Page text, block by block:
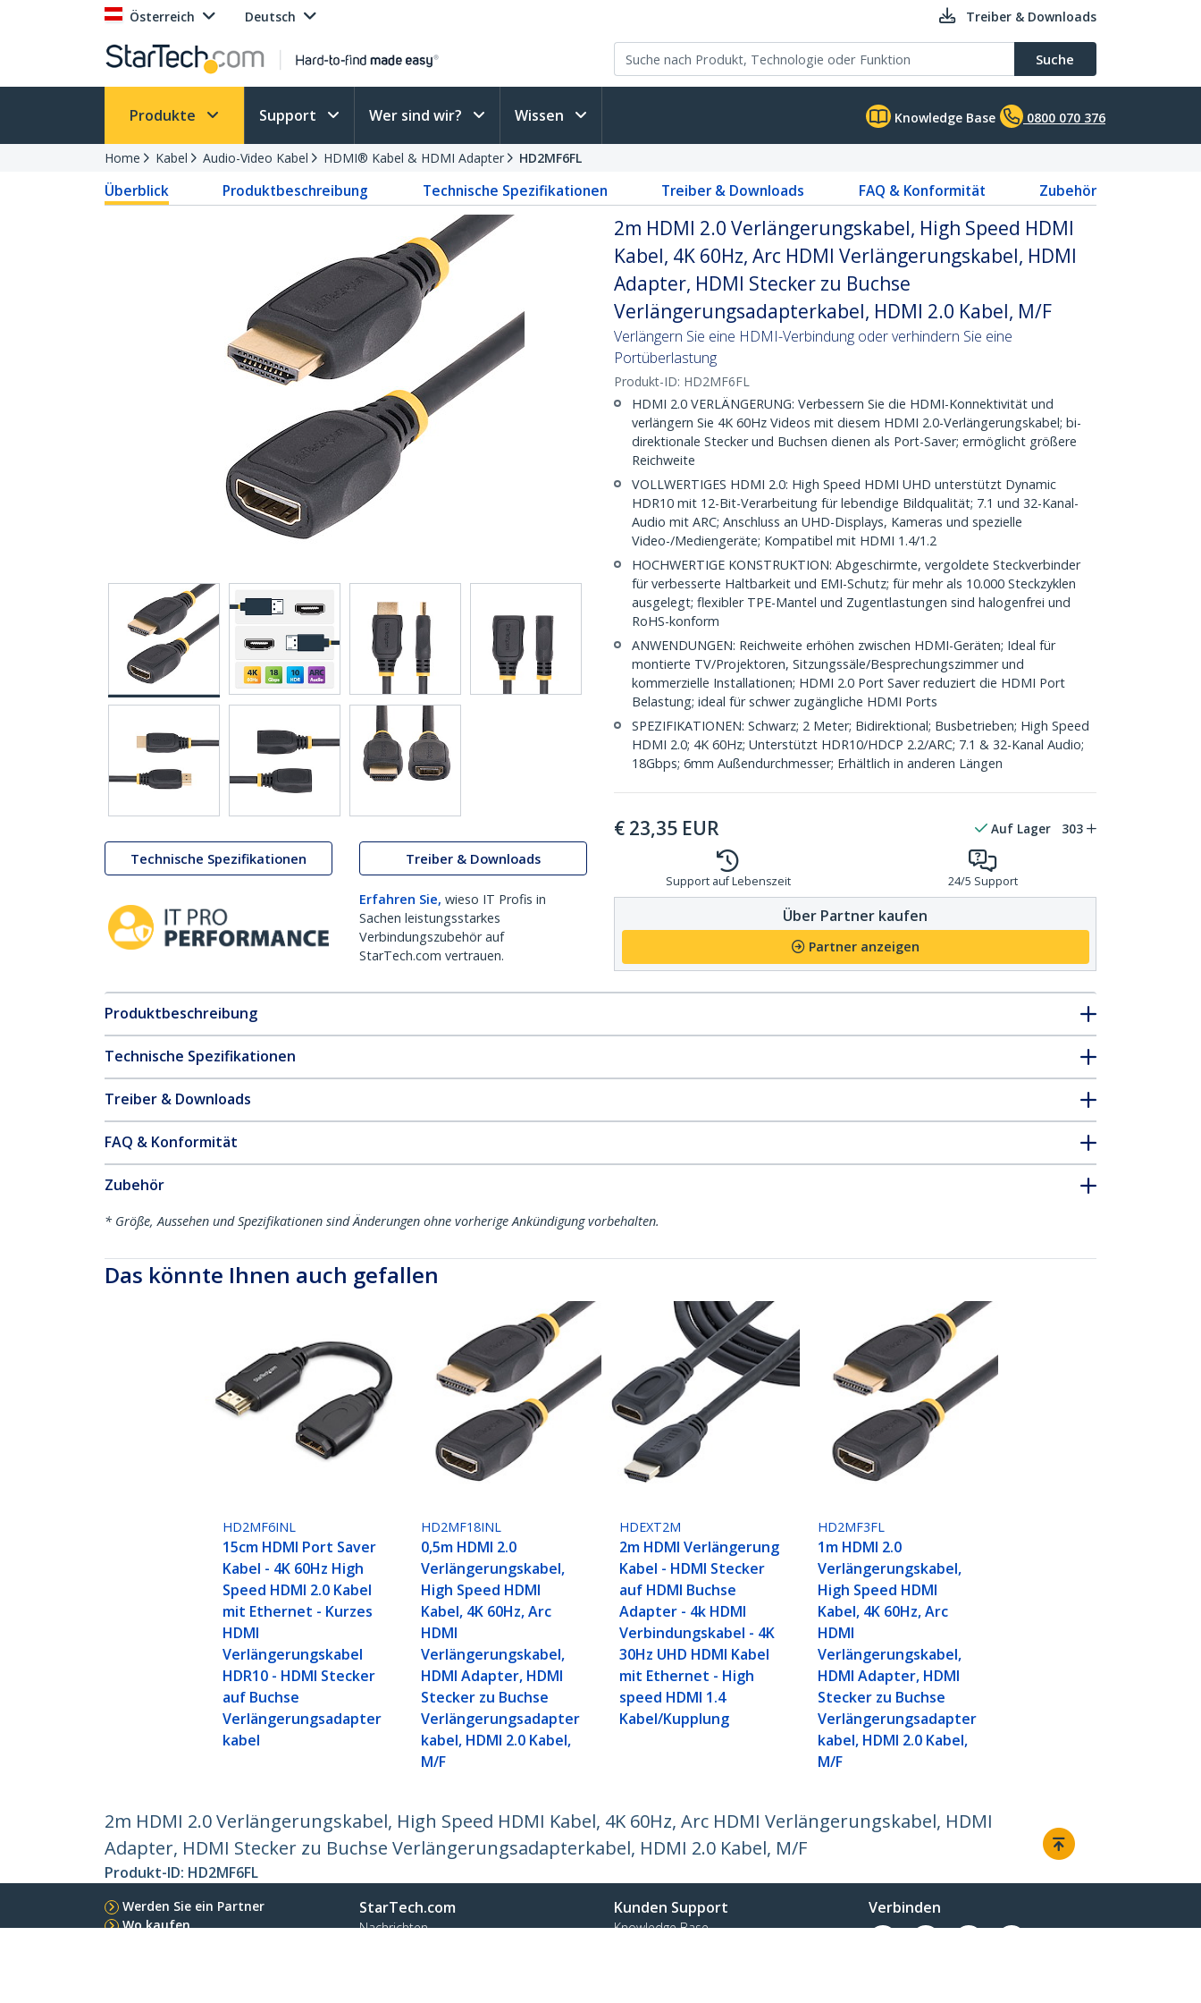
Österreich Deutsch Treiber & Downloads
Suche
Produkte Support Wer sind wir? Wissen Knowledge Base 0800 070 376
Home Kabel Audio-Video Kabel HDMI® Kabel & HDMI Adapter HD2MF6FL
Überblick Produktbeschreibung Technische Spezifikationen Treiber & Downloads FAQ & Konformität Zubehör
Technische Spezifikationen Treiber & Downloads
Erfahren Sie, wieso IT Profis in
Sachen leistungsstarkes
Verbindungszubehör auf
StarTech.com vertrauen.
2m HDMI 2.0 Verlängerungskabel, High Speed HDMI
Kabel, 4K 60Hz, Arc HDMI Verlängerungskabel, HDMI
Adapter, HDMI Stecker zu Buchse
Verlängerungsadapterkabel, HDMI 2.0 Kabel, M/F
Verlängern Sie eine HDMI-Verbindung oder verhindern Sie eine
Portüberlastung
Produkt-ID: HD2MF6FL
HDMI 2.0 VERLÄNGERUNG: Verbessern Sie die HDMI-Konnektivität und
verlängern Sie 4K 60Hz Videos mit diesem HDMI 2.0-Verlängerungskabel; bi-
direktionale Stecker und Buchsen dienen als Port-Saver; ermöglicht größere
Reichweite
VOLLWERTIGES HDMI 2.0: High Speed HDMI UHD unterstützt Dynamic
HDR10 mit 12-Bit-Verarbeitung für lebendige Bildqualität; 7.1 und 32-Kanal-
Audio mit ARC; Anschluss an UHD-Displays, Kameras und spezielle
Video-/Mediengeräte; Kompatibel mit HDMI 1.4/1.2
HOCHWERTIGE KONSTRUKTION: Abgeschirmte, vergoldete Steckverbinder
für verbesserte Haltbarkeit und EMI-Schutz; für mehr als 10.000 Steckzyklen
ausgelegt; flexibler TPE-Mantel und Zugentlastungen sind halogenfrei und
RoHS-konform
ANWENDUNGEN: Reichweite erhöhen zwischen HDMI-Geräten; Ideal für
montierte TV/Projektoren, Sitzungssäle/Besprechungszimmer und
kommerzielle Installationen; HDMI 2.0 Port Saver reduziert die HDMI Port
Belastung; ideal für schwer zugängliche HDMI Ports
SPEZIFIKATIONEN: Schwarz; 2 Meter; Bidirektional; Busbetrieben; High Speed
HDMI 2.0; 4K 60Hz; Unterstützt HDR10/HDCP 2.2/ARC; 7.1 & 32-Kanal Audio;
18Gbps; 6mm Außendurchmesser; Erhältlich in anderen Längen
€ 23,35 EUR Auf Lager 303
Support auf Lebenszeit 24/5 Support
Über Partner kaufen
Partner anzeigen
Produktbeschreibung
Technische Spezifikationen
Treiber & Downloads
FAQ & Konformität
Zubehör
* Größe, Aussehen und Spezifikationen sind Änderungen ohne vorherige Ankündigung vorbehalten.
Das könnte Ihnen auch gefallen
HD2MF6INL
15cm HDMI Port Saver
Kabel - 4K 60Hz High
Speed HDMI 2.0 Kabel
mit Ethernet - Kurzes
HDMI
Verlängerungskabel
HDR10 - HDMI Stecker
auf Buchse
Verlängerungsadapter
kabel
HD2MF18INL
0,5m HDMI 2.0
Verlängerungskabel,
High Speed HDMI
Kabel, 4K 60Hz, Arc
HDMI
Verlängerungskabel,
HDMI Adapter, HDMI
Stecker zu Buchse
Verlängerungsadapter
kabel, HDMI 2.0 Kabel,
M/F
HDEXT2M
2m HDMI Verlängerung
Kabel - HDMI Stecker
auf HDMI Buchse
Adapter - 4k HDMI
Verbindungskabel - 4K
30Hz UHD HDMI Kabel
mit Ethernet - High
speed HDMI 1.4
Kabel/Kupplung
HD2MF3FL
1m HDMI 2.0
Verlängerungskabel,
High Speed HDMI
Kabel, 4K 60Hz, Arc
HDMI
Verlängerungskabel,
HDMI Adapter, HDMI
Stecker zu Buchse
Verlängerungsadapter
kabel, HDMI 2.0 Kabel,
M/F
2m HDMI 2.0 Verlängerungskabel, High Speed HDMI Kabel, 4K 60Hz, Arc HDMI Verlängerungskabel, HDMI
Adapter, HDMI Stecker zu Buchse Verlängerungsadapterkabel, HDMI 2.0 Kabel, M/F
Produkt-ID: HD2MF6FL
Werden Sie ein Partner
Wo kaufen
StarTech.com
Nachrichten
Kunden Support
Knowledge Base
Verbinden